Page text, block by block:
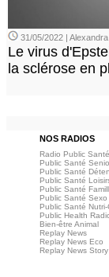
31/05/2022 |
Le virus
la sclérose en
NOS RADIOS
Radio Public Santé
Public Santé
Public Santé
Public Santé
Public Santé
Public Santé Sexo
Public Santé Nutri-
Public Health
Bien-être Animal
Replay News
Replay News Eco
Replay News Story